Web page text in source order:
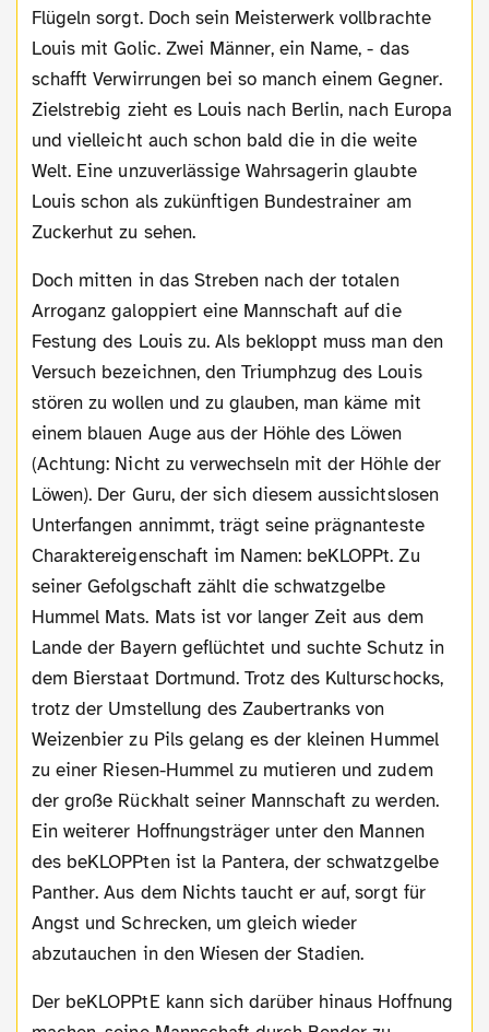
Flügeln sorgt. Doch sein Meisterwerk vollbrachte
Louis mit Golic. Zwei Männer, ein Name, - das
schafft Verwirrungen bei so manch einem Gegner.
Zielstrebig zieht es Louis nach Berlin, nach Europa
und vielleicht auch schon bald die in die weite
Welt. Eine unzuverlässige Wahrsagerin glaubte
Louis schon als zukünftigen Bundestrainer am
Zuckerhut zu sehen.
Doch mitten in das Streben nach der totalen
Arroganz galoppiert eine Mannschaft auf die
Festung des Louis zu. Als bekloppt muss man den
Versuch bezeichnen, den Triumphzug des Louis
stören zu wollen und zu glauben, man käme mit
einem blauen Auge aus der Höhle des Löwen
(Achtung: Nicht zu verwechseln mit der Höhle der
Löwen). Der Guru, der sich diesem aussichtslosen
Unterfangen annimmt, trägt seine prägnanteste
Charaktereigenschaft im Namen: beKLOPPt. Zu
seiner Gefolgschaft zählt die schwatzgelbe
Hummel Mats. Mats ist vor langer Zeit aus dem
Lande der Bayern geflüchtet und suchte Schutz in
dem Bierstaat Dortmund. Trotz des Kulturschocks,
trotz der Umstellung des Zaubertranks von
Weizenbier zu Pils gelang es der kleinen Hummel
zu einer Riesen-Hummel zu mutieren und zudem
der große Rückhalt seiner Mannschaft zu werden.
Ein weiterer Hoffnungsträger unter den Mannen
des beKLOPPten ist la Pantera, der schwatzgelbe
Panther. Aus dem Nichts taucht er auf, sorgt für
Angst und Schrecken, um gleich wieder
abzutauchen in den Wiesen der Stadien.
Der beKLOPPtE kann sich darüber hinaus Hoffnung